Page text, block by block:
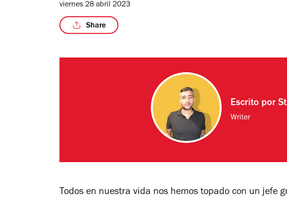
viernes 28 abril 2023
Share
Escrito por
Writer
Todos en nuestra vida nos hemos topado con un jefe